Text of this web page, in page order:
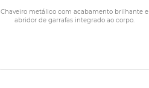
Chaveiro metálico com acabamento brilhante e
abridor de garrafas integrado ao corpo.